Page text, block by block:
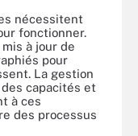
nécessitent
fonctionner.
à jour de
pour
La gestion
capacités et
à ces
des processus